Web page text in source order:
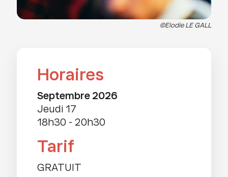
©Elodie LE GALL
Horaires
septembre 2026
jeudi 17
18h30 - 20h30
Tarif
GRATUIT